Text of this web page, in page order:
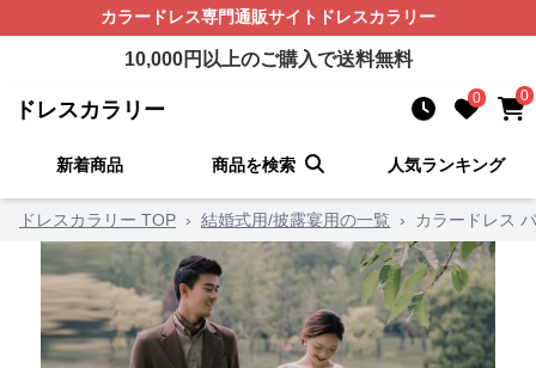
カラードレス専門通販サイト ドレスカラリー
10,000円以上のご購入で送料無料
ドレスカラリー 0 0
新着商品 商品を検索 人気ランキング
ドレスカラリー TOP › 結婚式用/披露宴用の一覧 › カラードレス